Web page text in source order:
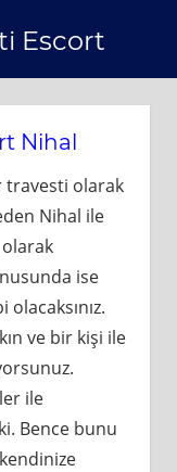
Escort
Nihal
travesti olarak
Nihal ile
olarak
ise
ve bir kişi ile
ile
Bence bunu